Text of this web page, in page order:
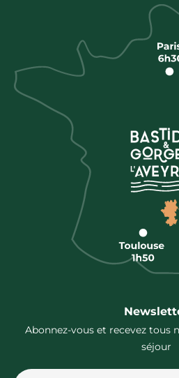
Abonnez-vous et recevez tous
séjour